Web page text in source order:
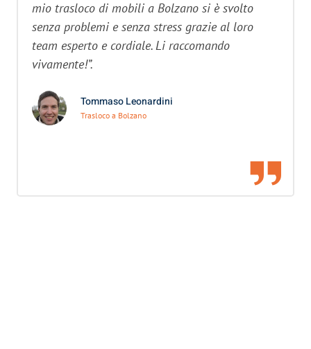
mio trasloco di mobili a Bolzano si è svolto
senza problemi e senza stress grazie al loro
team esperto e cordiale. Li raccomando
vivamente!”.
Tommaso Leonardini
Trasloco a Bolzano